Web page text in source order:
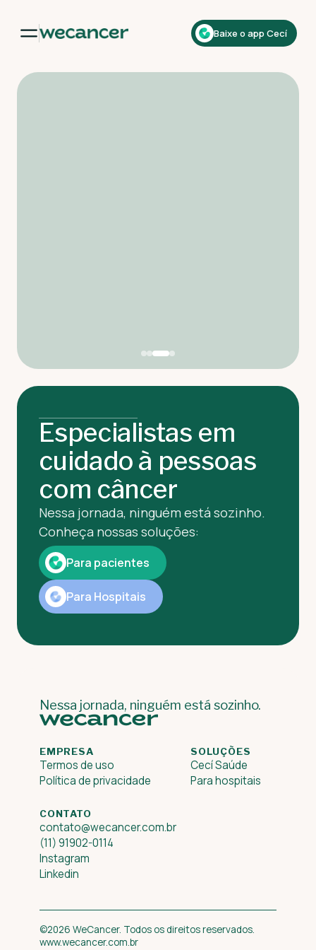
Baixe o app Cecí
Especialistas em
cuidado à pessoas
com câncer
Nessa jornada, ninguém está sozinho.
Conheça nossas soluções:
Para pacientes
Para Hospitais
Nessa jornada, ninguém está sozinho.
EMPRESA
Termos de uso
Política de privacidade
SOLUÇÕES
Cecí Saúde
Para hospitais
CONTATO
contato@wecancer.com.br
(11) 91902-0114
Instagram
Linkedin
©2026 WeCancer. Todos os direitos reservados.
www.wecancer.com.br